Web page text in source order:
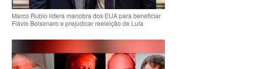
Marco Rubio lidera manobra dos EUA para beneficiar
Flávio Bolsonaro e prejudicar reeleição de Lula